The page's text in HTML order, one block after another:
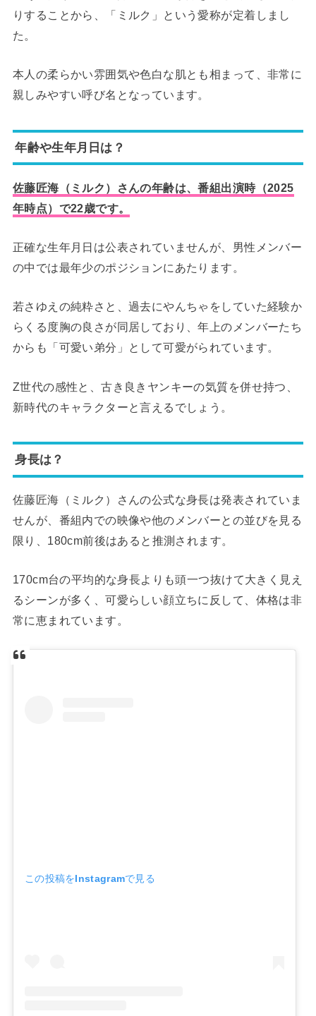
りすることから、「ミルク」という愛称が定着しまし
た。
本人の柔らかい雰囲気や色白な肌とも相まって、非常に
親しみやすい呼び名となっています。
年齢や生年月日は？
佐藤匠海（ミルク）さんの年齢は、番組出演時（2025
年時点）で22歳です。
正確な生年月日は公表されていませんが、男性メンバー
の中では最年少のポジションにあたります。
若さゆえの純粋さと、過去にやんちゃをしていた経験か
らくる度胸の良さが同居しており、年上のメンバーたち
からも「可愛い弟分」として可愛がられています。
Z世代の感性と、古き良きヤンキーの気質を併せ持つ、
新時代のキャラクターと言えるでしょう。
身長は？
佐藤匠海（ミルク）さんの公式な身長は発表されていま
せんが、番組内での映像や他のメンバーとの並びを見る
限り、180cm前後はあると推測されます。
170cm台の平均的な身長よりも頭一つ抜けて大きく見え
るシーンが多く、可愛らしい顔立ちに反して、体格は非
常に恵まれています。
この投稿をInstagramで見る